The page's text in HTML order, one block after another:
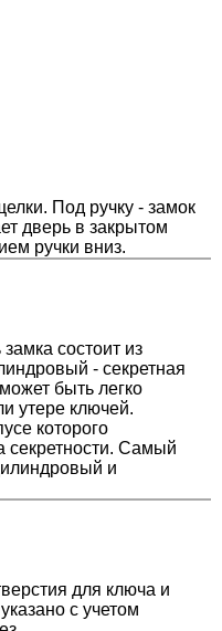
Под ручку - замок
дверь в закрытом
ручки вниз.
состоит из
- секретная
быть легко
утере ключей.
которого
секретности. Самый
и
для ключа и
с учетом